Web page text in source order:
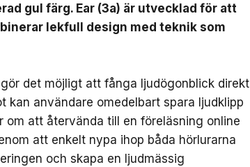
gul färg. Ear (3a) är utvecklad för att
lekfull design med teknik som
det möjligt att fånga ljudögonblick direkt
kan användare omedelbart spara ljudklipp
att återvända till en föreläsning online
att enkelt nypa ihop båda hörlurarna
och skapa en ljudmässig